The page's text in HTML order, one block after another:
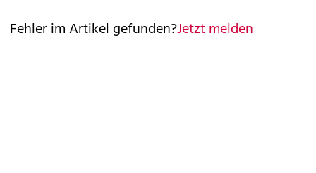
Fehler im Artikel gefunden?Jetzt melden